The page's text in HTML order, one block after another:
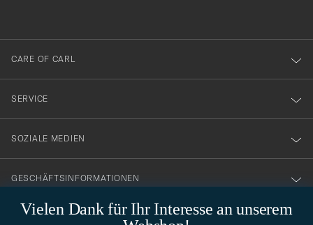
Vielen Dank für Ihr Interesse an unserem
dig
till
vårt
nyhetsbrev!
CARE OF CARL
SERVICE
SOZIALE MEDIEN
GESCHÄFTSINFORMATIONEN